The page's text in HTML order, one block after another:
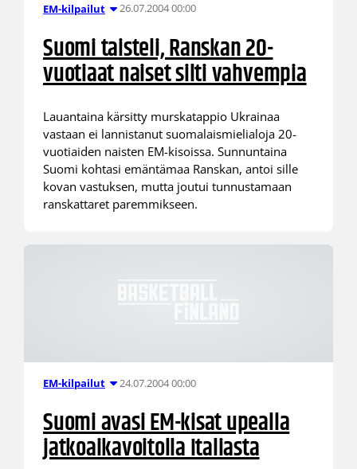
EM-kilpailut 26.07.2004 00:00
Suomi taisteli, Ranskan 20-
vuotiaat naiset silti vahvempia
Lauantaina kärsitty murskatappio Ukrainaa
vastaan ei lannistanut suomalaismielialoja 20-
vuotiaiden naisten EM-kisoissa. Sunnuntaina
Suomi kohtasi emäntämaa Ranskan, antoi sille
kovan vastuksen, mutta joutui tunnustamaan
ranskattaret paremmikseen.
EM-kilpailut 24.07.2004 00:00
Suomi avasi EM-kisat upealla
jatkoaikavoitolla Italiasta